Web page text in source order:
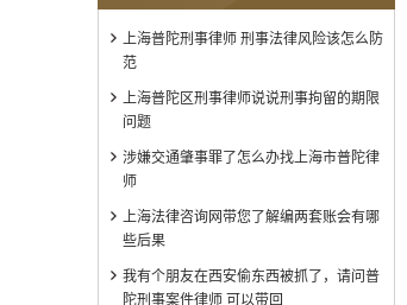
上海普陀刑事律师 刑事法律风险该怎么防
范
上海普陀区刑事律师说说刑事拘留的期限
问题
涉嫌交通肇事罪了怎么办找上海市普陀律
师
上海法律咨询网带您了解编两套账会有哪
些后果
我有个朋友在西安偷东西被抓了，请问普
陀刑事案件律师 可以带回